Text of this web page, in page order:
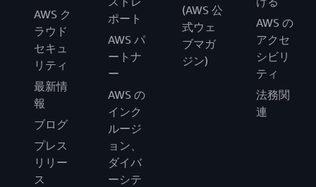
AWS ク
ラウド
セキュ
リティ
最新情
報
ブログ
プレス
リリー
ス
ポート
AWS パ
ートナ
ー
AWS の
インク
ルージ
ョン、
ダイバ
ーシテ
(AWS 公
式ウェ
ブマガ
ジン)
AWS の
アクセ
シビリ
ティ
法務関
連